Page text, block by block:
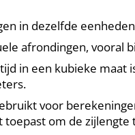
in dezelfde
afrondingen, vooral
in een kubieke maat
voor
om de zijlengte